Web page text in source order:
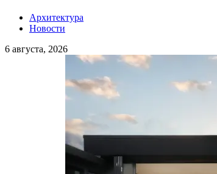
Архитектура
Новости
6 августа, 2026